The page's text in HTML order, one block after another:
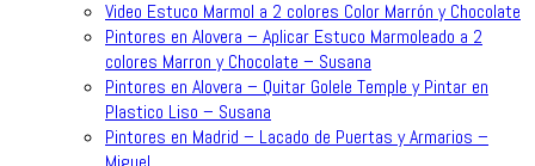
Video Estuco Marmol a 2 colores Color Marrón y Chocolate
Pintores en Alovera – Aplicar Estuco Marmoleado a 2
colores Marron y Chocolate – Susana
Pintores en Alovera – Quitar Golele Temple y Pintar en
Plastico Liso – Susana
Pintores en Madrid – Lacado de Puertas y Armarios –